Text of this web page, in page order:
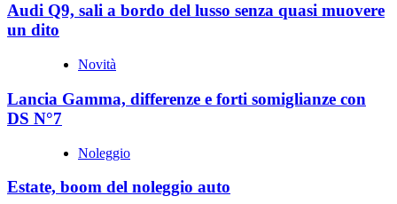
Audi Q9, sali a bordo del lusso senza quasi muovere
un dito
Novità
Lancia Gamma, differenze e forti somiglianze con
DS N°7
Noleggio
Estate, boom del noleggio auto